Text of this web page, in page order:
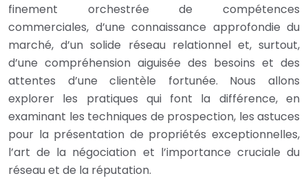
finement orchestrée de compétences
commerciales, d’une connaissance approfondie du
marché, d’un solide réseau relationnel et, surtout,
d’une compréhension aiguisée des besoins et des
attentes d’une clientèle fortunée. Nous allons
explorer les pratiques qui font la différence, en
examinant les techniques de prospection, les astuces
pour la présentation de propriétés exceptionnelles,
l’art de la négociation et l’importance cruciale du
réseau et de la réputation.